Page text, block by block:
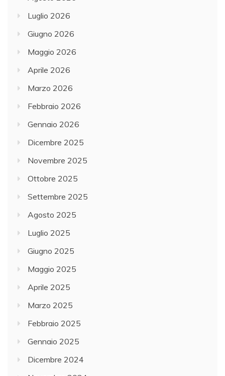
Luglio 2026
Giugno 2026
Maggio 2026
Aprile 2026
Marzo 2026
Febbraio 2026
Gennaio 2026
Dicembre 2025
Novembre 2025
Ottobre 2025
Settembre 2025
Agosto 2025
Luglio 2025
Giugno 2025
Maggio 2025
Aprile 2025
Marzo 2025
Febbraio 2025
Gennaio 2025
Dicembre 2024